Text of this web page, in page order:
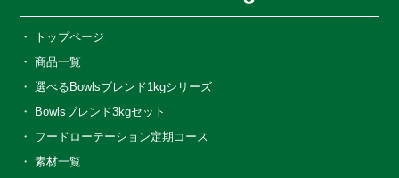
トップページ
商品一覧
選べるBowlsブレンド1kgシリーズ
Bowlsブレンド3kgセット
フードローテーション定期コース
素材一覧